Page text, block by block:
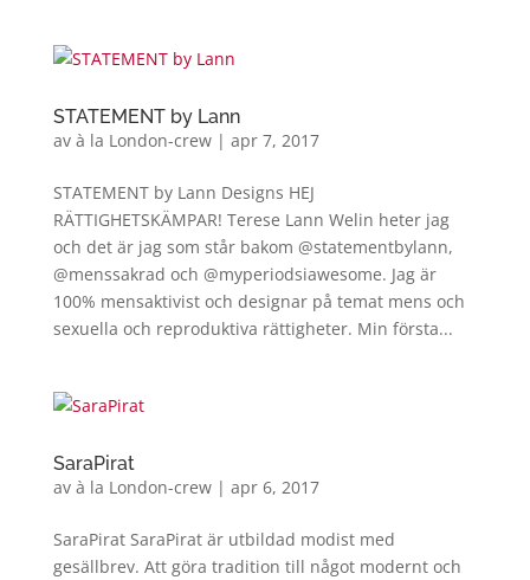
STATEMENT by Lann
av à la London-crew| apr 7, 2017
STATEMENT by Lann Designs ​HEJ
RÄTTIGHETSKÄMPAR! Terese Lann Welin heter jag
och det är jag som står bakom @statementbylann,
@menssakrad och @myperiodsiawesome. Jag är
100% mensaktivist och designar på temat mens och
sexuella och reproduktiva rättigheter. Min första...
SaraPirat
av à la London-crew| apr 6, 2017
SaraPirat SaraPirat är utbildad modist med
gesällbrev. Att göra tradition till något modernt och